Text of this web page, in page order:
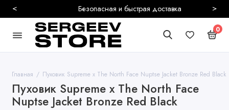
Безопасная и быстрая доставка
< >
0
Главная Пуховик Supreme x The North Face Nuptse Jacket Bronze Red Black
Пуховик Supreme x The North Face
Nuptse Jacket Bronze Red Black